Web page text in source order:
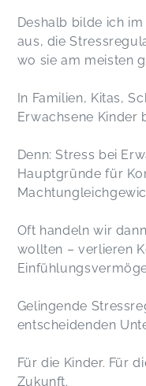
Deshalb bilde ich
aus, die
wo sie am meisten
In Familien, Kitas,
Erwachsene Kinder
Denn: Stress bei
Hauptgründe für
Oft handeln wir
wollten – verlieren
Gelingende
entscheidenden
Für die Kinder. Für
Zukunft.